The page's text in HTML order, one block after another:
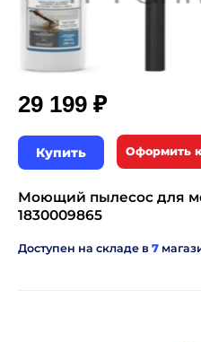
29 199 ₽
Купить Оформить
Моющий пылесос для
1830009865
Доступен на складе в 7